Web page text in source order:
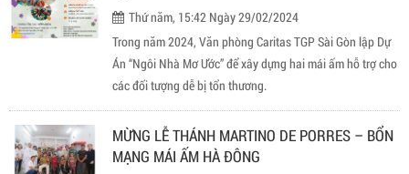
Thứ năm, 15:42 Ngày 29/02/2024
Trong năm 2024, Văn phòng Caritas TGP Sài Gòn lập Dự
Án “Ngôi Nhà Mơ Ước” để xây dựng hai mái ấm hỗ trợ cho
các đối tượng dễ bị tổn thương.
MỪNG LỄ THÁNH MARTINO DE PORRES – BỔN
MẠNG MÁI ẤM HÀ ĐÔNG